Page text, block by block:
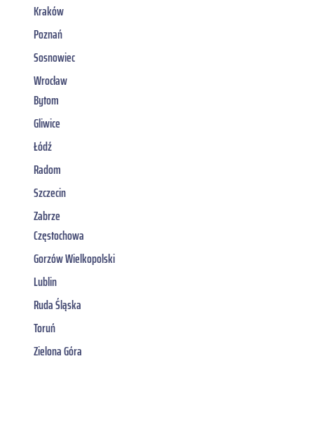
Kraków
Poznań
Sosnowiec
Wrocław
Bytom
Gliwice
Łódź
Radom
Szczecin
Zabrze
Częstochowa
Gorzów Wielkopolski
Lublin
Ruda Śląska
Toruń
Zielona Góra